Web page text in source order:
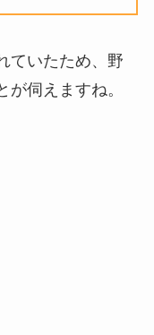
ていたため、野
伺えますね。